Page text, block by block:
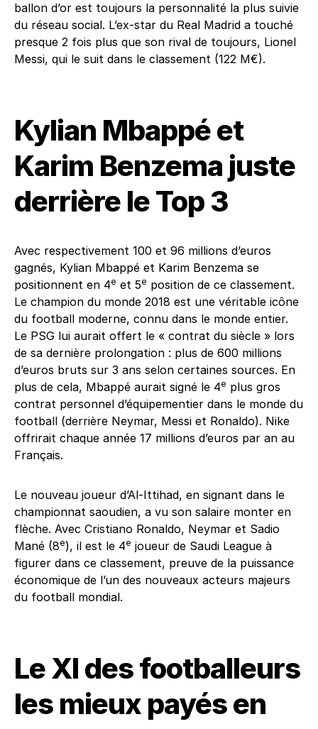
ballon d’or est toujours la personnalité la plus suivie
du réseau social. L’ex-star du Real Madrid a touché
presque 2 fois plus que son rival de toujours, Lionel
Messi, qui le suit dans le classement (122 M€).
Kylian Mbappé et
Karim Benzema juste
derrière le Top 3
Avec respectivement 100 et 96 millions d’euros
gagnés, Kylian Mbappé et Karim Benzema se
positionnent en 4e et 5e position de ce classement.
Le champion du monde 2018 est une véritable icône
du football moderne, connu dans le monde entier.
Le PSG lui aurait offert le « contrat du siècle » lors
de sa dernière prolongation : plus de 600 millions
d’euros bruts sur 3 ans selon certaines sources. En
plus de cela, Mbappé aurait signé le 4e plus gros
contrat personnel d’équipementier dans le monde du
football (derrière Neymar, Messi et Ronaldo). Nike
offrirait chaque année 17 millions d’euros par an au
Français.
Le nouveau joueur d’Al-Ittihad, en signant dans le
championnat saoudien, a vu son salaire monter en
flèche. Avec Cristiano Ronaldo, Neymar et Sadio
Mané (8e), il est le 4e joueur de Saudi League à
figurer dans ce classement, preuve de la puissance
économique de l’un des nouveaux acteurs majeurs
du football mondial.
Le XI des footballeurs
les mieux payés en